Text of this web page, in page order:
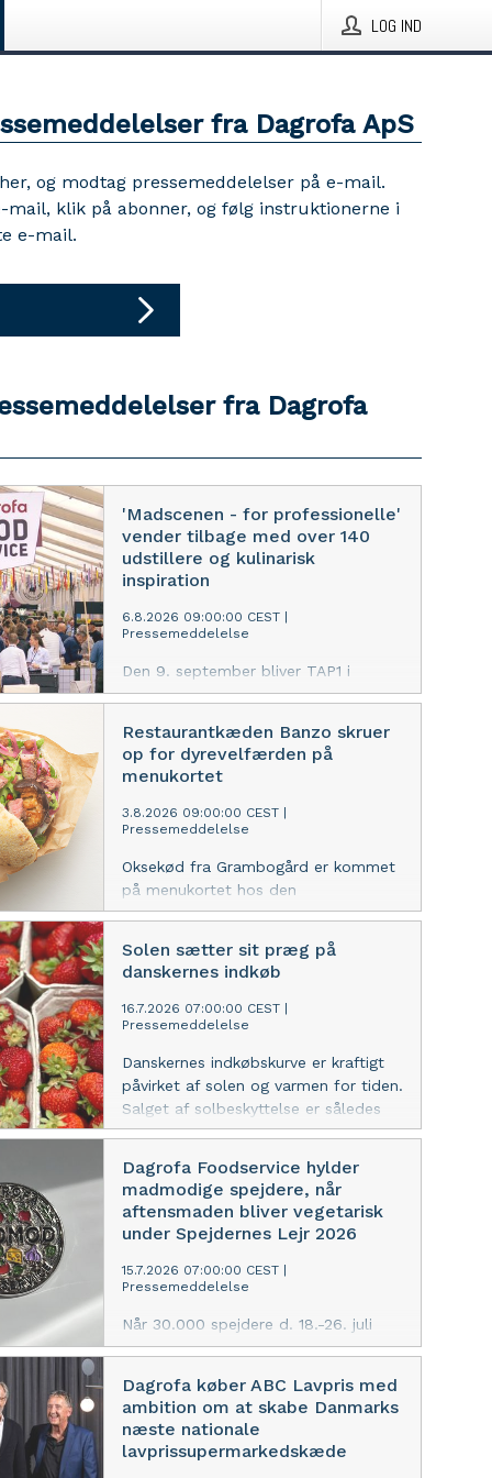
LOG IND
fra Dagrofa ApS
og modtag pressemeddelelser på e-mail.
mail, klik på abonner, og følg instruktionerne i
e-mail.
fra Dagrofa
'Madscenen - for professionelle'
vender tilbage med over 140
udstillere og kulinarisk
inspiration
6.8.2026 09:00:00 CEST
Pressemeddelelse
Den 9. september bliver TAP1 i
København igen samlingspunkt for
landet, når Dagrofa Foodservice
inviterer til inspirationsmessen
'Madscenen - for professionelle'. Med
mere end 140 udstillere,
smagsoplevelser, et omfattende
særligt fokus på økologi med
Aarstiderne i en central rolle er der
lagt op til en dag fyldt med
inspiration og ny viden for den
danske foodservicebranche.
Restaurantkæden Banzo skruer
op for dyrevelfærden på
menukortet
3.8.2026 09:00:00 CEST
Pressemeddelelse
Oksekød fra Grambogård er kommet
på menukortet hos den
københavnske restaurantkæde
valg om at have mere fokus på
dyrevelfærd. Den beslutning er
populær hos Banzos gæster og
salget af retter med oksekød er
Solen sætter sit præg på
danskernes indkøb
16.7.2026 07:00:00 CEST
Pressemeddelelse
Danskernes indkøbskurve er kraftigt
påvirket af solen og varmen for tiden.
Salget af solbeskyttelse er således
firedoblet i Dagrofas detailkæder
koldskål, kammerjunkere og is er
mere end fordoblet.
Dagrofa Foodservice hylder
madmodige spejdere, når
aftensmaden bliver vegetarisk
under Spejdernes Lejr 2026
15.7.2026 07:00:00 CEST
Pressemeddelelse
Når 30.000 spejdere d. 18.-26. juli
samles til Spejdernes Lejr, er Dagrofa
nyt menukoncept, hvor
aftensmåltiderne for første gang er
100% vegetariske. Til formålet har
Dagrofa Foodservice udviklet et
Dagrofa køber ABC Lavpris med
ambition om at skabe Danmarks
næste nationale
lavprissupermarkedskæde